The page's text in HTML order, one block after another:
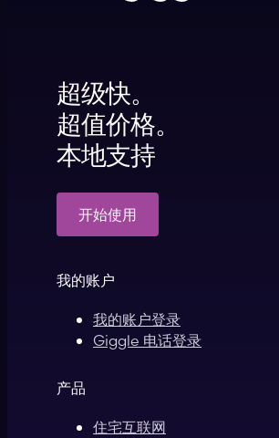
超级快。
超值价格。
本地支持
开始使用
我的账户
我的账户登录
Giggle 电话登录
产品
住宅互联网